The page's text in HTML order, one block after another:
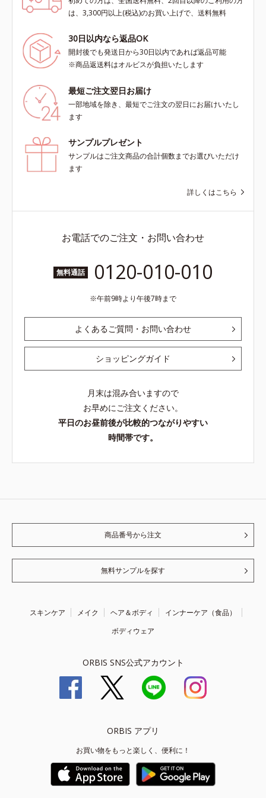
は、3,300円以上(税込)のお買い上げで、送料無料
30日以内なら返品OK
開封後でも発送日から30日以内であれば返品可能
※商品返送料はオルビスが負担いたします
最短ご注文翌日お届け
一部地域を除き、最短でご注文の翌日にお届けいたし
ます
サンプルプレゼント
サンプルはご注文商品の合計個数までお選びいただけ
ます
詳しくはこちら
お電話でのご注文・お問い合わせ
無料通話 0120-010-010
午前9時より午後7時まで
よくあるご質問・お問い合わせ
ショッピングガイド
月末は混み合いますので
お早めにご注文ください。
平日のお昼前後が比較的つながりやすい
時間帯です。
商品番号から注文
無料サンプルを探す
スキンケア メイク ヘア＆ボディ
インナーケア（食品）
ボディウェア
ORBIS SNS公式アカウント
ORBIS アプリ
お買い物をもっと楽しく、便利に！